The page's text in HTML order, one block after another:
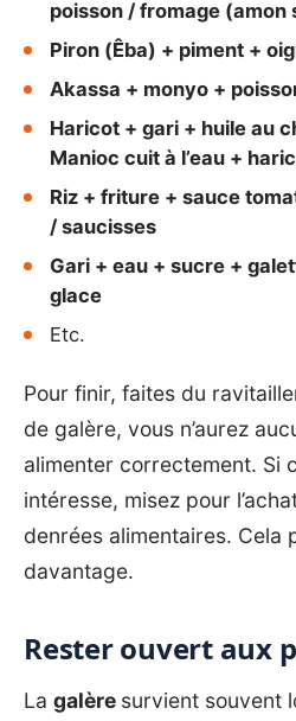
poisson / fromage (amon
Piron (Êba) + piment +
Akassa + monyo +
Haricot + gari + huile au
Manioc cuit à l’eau +
Riz + friture + sauce
/ saucisses
Gari + eau + sucre +
glace
Etc.
Pour finir, faites du
de galère, vous n’aurez
alimenter correctement. Si
intéresse, misez pour
denrées alimentaires. Cela
davantage.
Rester ouvert aux
La galère survient souvent